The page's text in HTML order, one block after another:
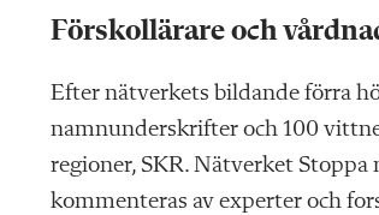
Förskollärare och
Efter nätverkets bildande förra
namnunderskrifter och 100
regioner, SKR. Nätverket Stoppa
kommenteras av experter och